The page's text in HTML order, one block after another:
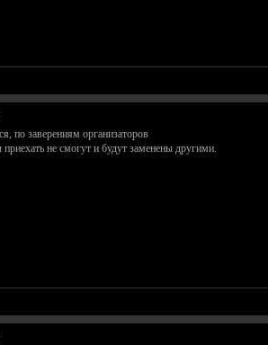
по заверениям организаторов
не смогут и будут заменены другими.